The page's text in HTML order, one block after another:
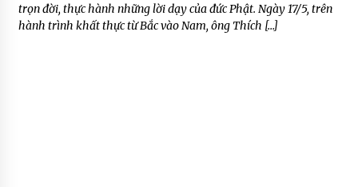
trọn đời, thực hành những lời dạy của đức Phật. Ngày 17/5, trên
hành trình khất thực từ Bắc vào Nam, ông Thích […]